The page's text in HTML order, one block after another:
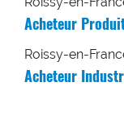
Acheteur
Roissy-en-
Acheteur